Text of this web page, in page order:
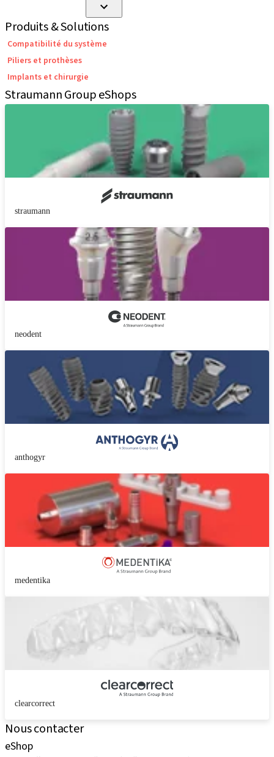
Produits & Solutions
Compatibilité du système
Piliers et prothèses
Implants et chirurgie
Straumann Group eShops
straumann
neodent
anthogyr
medentika
clearcorrect
Nous contacter
eShop